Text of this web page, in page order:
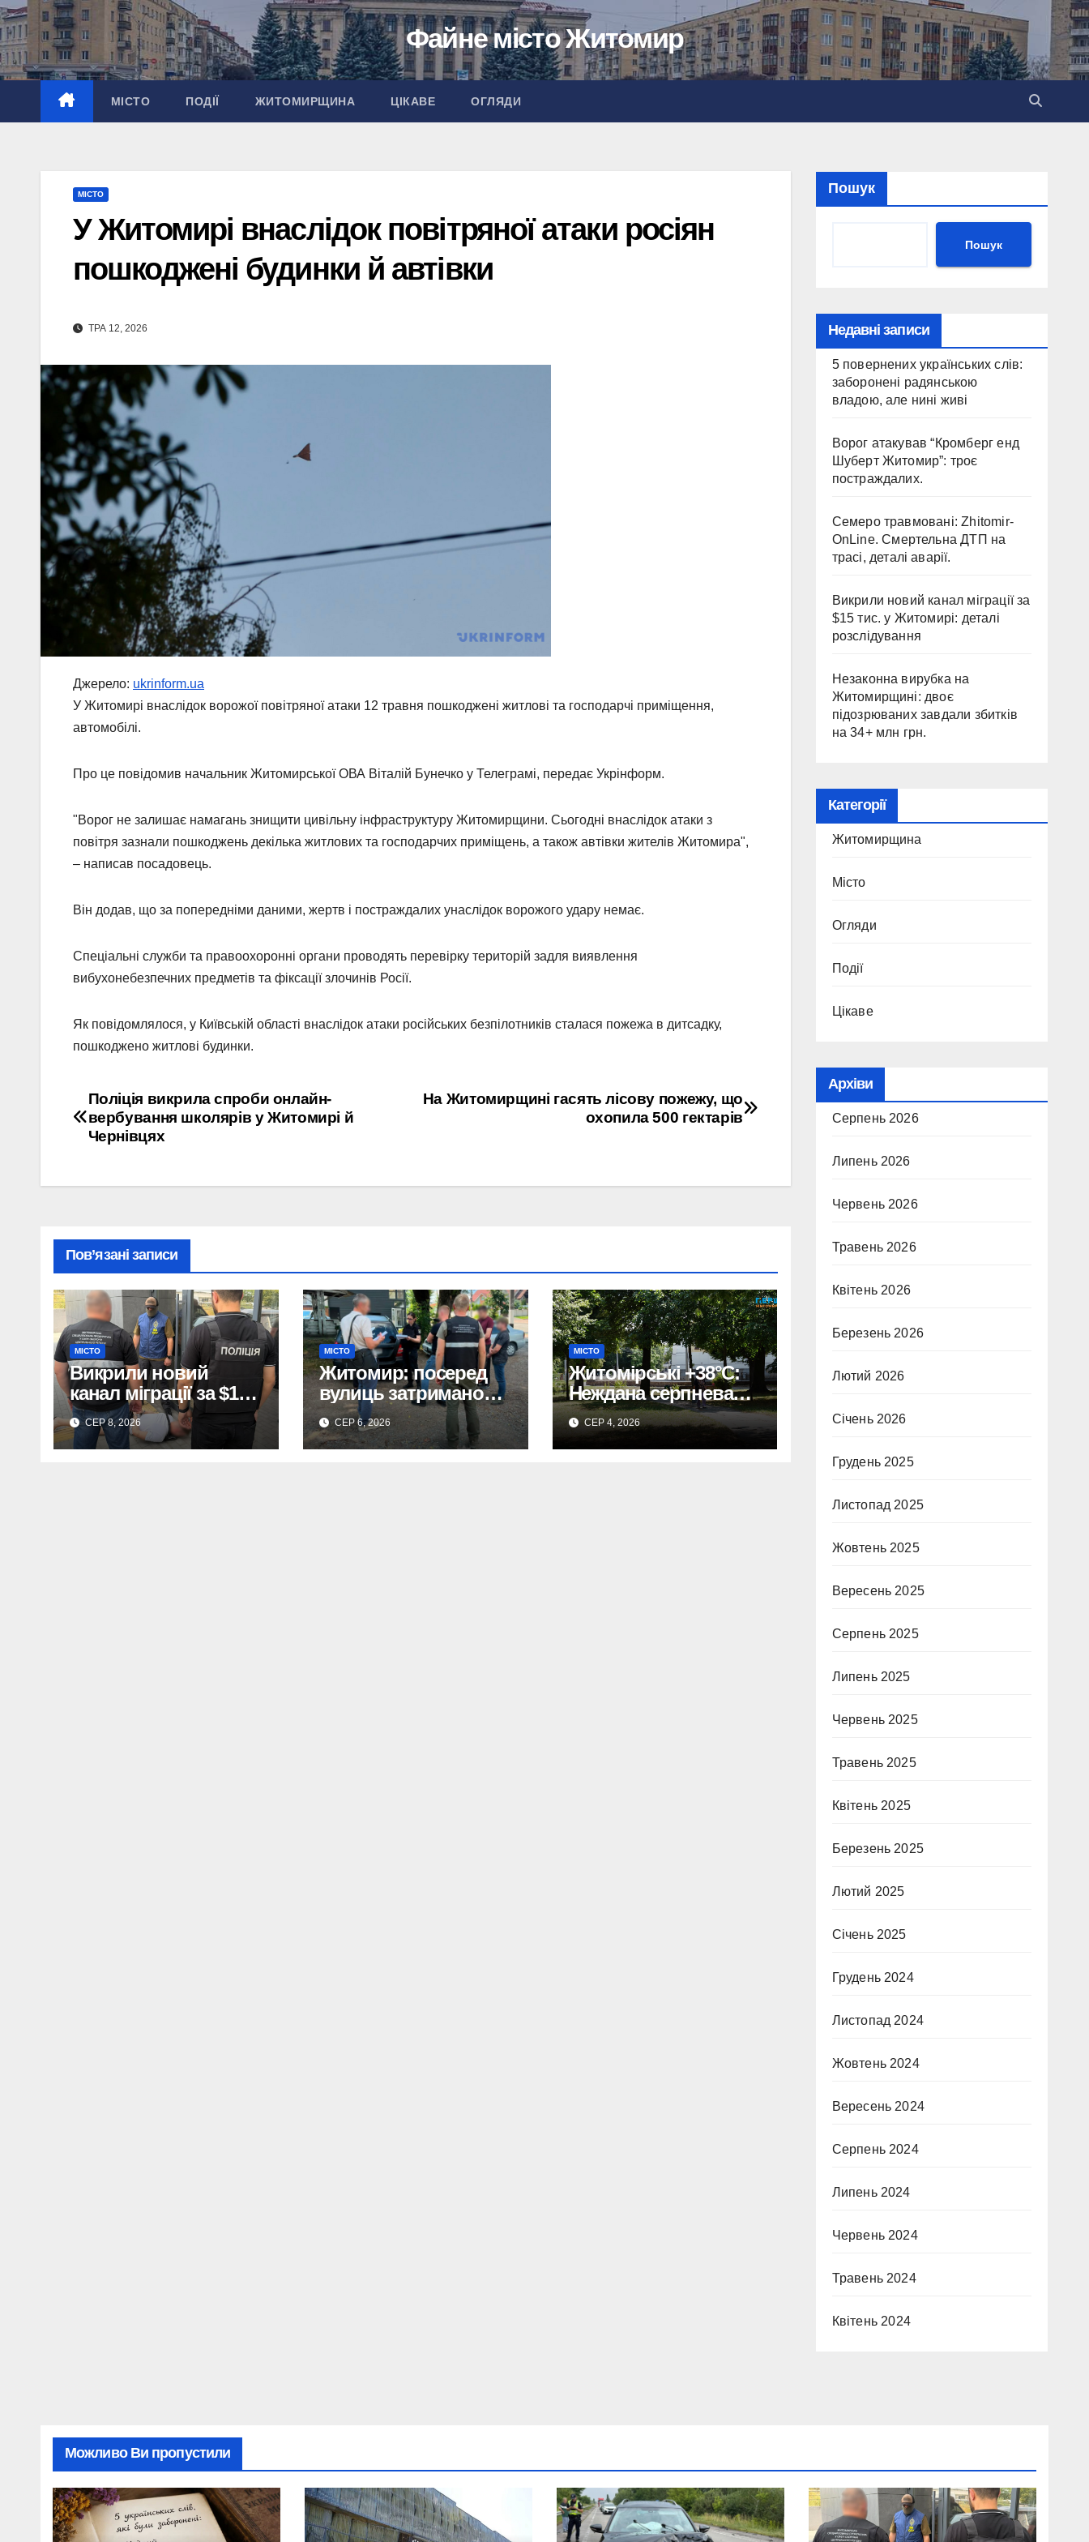
Перейти
до
вмісту
Файне місто Житомир
МІСТО ПОДІЇ ЖИТОМИРЩИНА ЦІКАВЕ ОГЛЯДИ
МІСТО
У Житомирі внаслідок повітряної атаки росіян
пошкоджені будинки й автівки
ТРА 12, 2026
Джерело: ukrinform.ua
У Житомирі внаслідок ворожої повітряної атаки 12 травня пошкоджені житлові та господарчі приміщення,
автомобілі.
Про це повідомив начальник Житомирської ОВА Віталій Бунечко у Телеграмі, передає Укрінформ.
"Ворог не залишає намагань знищити цивільну інфраструктуру Житомирщини. Сьогодні внаслідок атаки з
повітря зазнали пошкоджень декілька житлових та господарчих приміщень, а також автівки жителів Житомира",
– написав посадовець.
Він додав, що за попередніми даними, жертв і постраждалих унаслідок ворожого удару немає.
Спеціальні служби та правоохоронні органи проводять перевірку територій задля виявлення
вибухонебезпечних предметів та фіксації злочинів Росії.
Як повідомлялося, у Київській області внаслідок атаки російських безпілотників сталася пожежа в дитсадку,
пошкоджено житлові будинки.
Навігація
записів
На Житомирщині гасять лісову пожежу, що
охопила 500 гектарів
Поліція викрила спроби онлайн-
вербування школярів у Житомирі й
Чернівцях
Пов’язані записи
МІСТО
Викрили новий
канал міграції за $15
тис. у Житомирі:
деталі розслідування
СЕР 8, 2026
МІСТО
Житомир: посеред
вулиць затримано
торговця зброєю.
СЕР 6, 2026
МІСТО
Житомірські +38°C:
Неждана серпнева
спека приголомшила
місто
СЕР 4, 2026
Пошук
Пошук
Недавні записи
5 повернених українських слів:
заборонені радянською
владою, але нині живі
Ворог атакував “Кромберг енд
Шуберт Житомир”: троє
постраждалих.
Семеро травмовані: Zhitomir-
OnLine. Смертельна ДТП на
трасі, деталі аварії.
Викрили новий канал міграції за
$15 тис. у Житомирі: деталі
розслідування
Незаконна вирубка на
Житомирщині: двоє
підозрюваних завдали збитків
на 34+ млн грн.
Категорії
Житомирщина
Місто
Огляди
Події
Цікаве
Архіви
Серпень 2026
Липень 2026
Червень 2026
Травень 2026
Квітень 2026
Березень 2026
Лютий 2026
Січень 2026
Грудень 2025
Листопад 2025
Жовтень 2025
Вересень 2025
Серпень 2025
Липень 2025
Червень 2025
Травень 2025
Квітень 2025
Березень 2025
Лютий 2025
Січень 2025
Грудень 2024
Листопад 2024
Жовтень 2024
Вересень 2024
Серпень 2024
Липень 2024
Червень 2024
Травень 2024
Квітень 2024
Можливо Ви пропустили